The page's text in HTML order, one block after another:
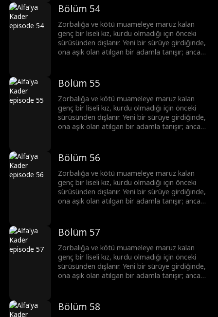
Bölüm 54
Zorbalığa ve kötü muameleye maruz kalan
genç bir liseli kız, kurdu olmadığı için önceki
sürüsünden dışlanır. Yeni bir sürüye girdiğinde,
ona aşık olan atılgan bir adamla tanışır; ancak
Bölüm 55
Zorbalığa ve kötü muameleye maruz kalan
genç bir liseli kız, kurdu olmadığı için önceki
sürüsünden dışlanır. Yeni bir sürüye girdiğinde,
ona aşık olan atılgan bir adamla tanışır; ancak
Bölüm 56
Zorbalığa ve kötü muameleye maruz kalan
genç bir liseli kız, kurdu olmadığı için önceki
sürüsünden dışlanır. Yeni bir sürüye girdiğinde,
ona aşık olan atılgan bir adamla tanışır; ancak
Bölüm 57
Zorbalığa ve kötü muameleye maruz kalan
genç bir liseli kız, kurdu olmadığı için önceki
sürüsünden dışlanır. Yeni bir sürüye girdiğinde,
ona aşık olan atılgan bir adamla tanışır; ancak
Bölüm 58